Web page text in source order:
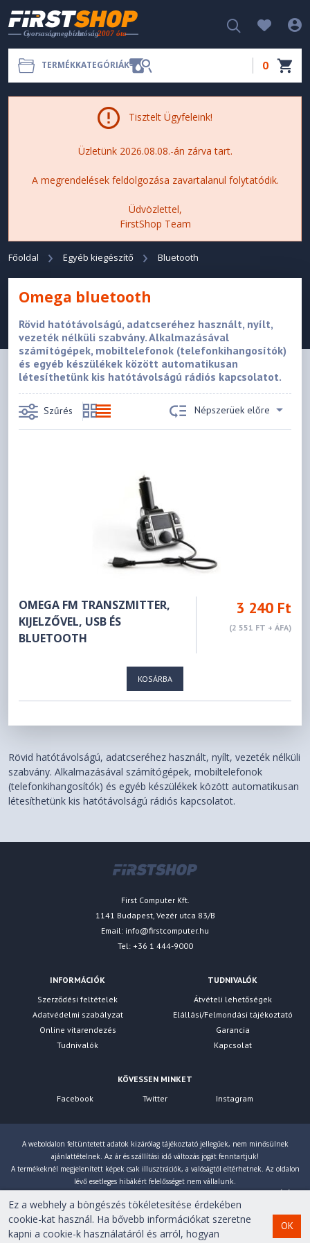
TERMÉKKATEGÓRIÁK 0
Tisztelt Ügyfeleink!
Üzletünk 2026.08.08.-án zárva tart.
A megrendelések feldolgozása zavartalanul folytatódik.
Üdvözlettel,
FirstShop Team
Főoldal Egyéb kiegészítő Bluetooth
Omega bluetooth
Rövid hatótávolságú, adatcseréhez használt, nyílt,
vezeték nélküli szabvány. Alkalmazásával
számítógépek, mobiltelefonok (telefonkihangosítók)
és egyéb készülékek között automatikusan
létesíthetünk kis hatótávolságú rádiós kapcsolatot.
Szűrés Népszerüek előre
OMEGA FM TRANSZMITTER,
KIJELZŐVEL, USB ÉS
BLUETOOTH
3 240 Ft
(2 551 FT + ÁFA)
KOSÁRBA
Rövid hatótávolságú, adatcseréhez használt, nyílt, vezeték nélküli
szabvány. Alkalmazásával számítógépek, mobiltelefonok
(telefonkihangosítók) és egyéb készülékek között automatikusan
létesíthetünk kis hatótávolságú rádiós kapcsolatot.
First Computer Kft.
1141 Budapest, Vezér utca 83/B
Email: info@firstcomputer.hu
Tel: +36 1 444-9000
INFORMÁCIÓK
Szerződési feltételek
Adatvédelmi szabályzat
Online vitarendezés
Tudnivalók
TUDNIVALÓK
Átvételi lehetőségek
Elállási/Felmondási tájékoztató
Garancia
Kapcsolat
KÖVESSEN MINKET
Facebook
Twitter Instagram
A weboldalon feltüntetett adatok kizárólag tájékoztató jellegűek, nem minősülnek
ajánlattételnek. Az ár és szállítási idő változás jogát fenntartjuk!
A termékeknél megjelenített képek csak illusztrációk, a valóságtól eltérhetnek. Az oldalon
lévő esetleges hibákért felelősséget nem vállalunk.
számoljuk!
Copyright © 2007-2026 First Computer Kft. Minden jog
Ez a webhely a böngészés tökéletesítése érdekében
cookie-kat használ. Ha bővebb információkat szeretne
kapni a cookie-k használatáról és arról, hogyan
OK